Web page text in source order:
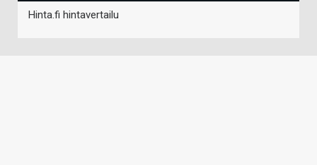
Hinta.fi hintavertailu